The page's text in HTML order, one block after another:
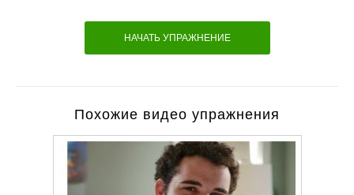
НАЧАТЬ УПРАЖНЕНИЕ
Похожие видео упражнения